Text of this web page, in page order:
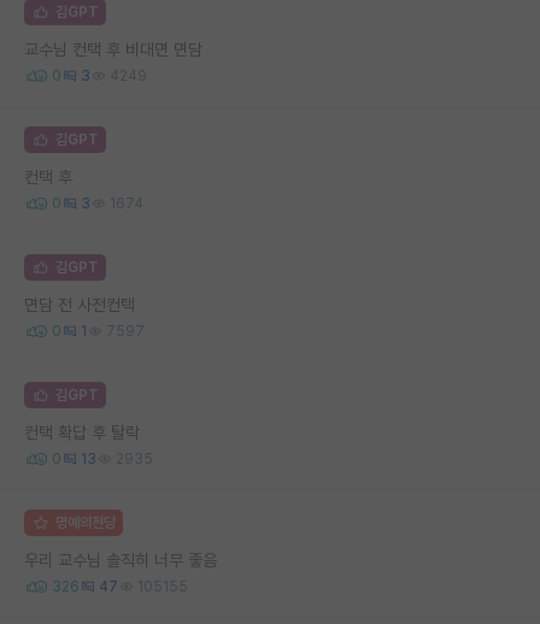
김GPT
교수님 컨택 후 비대면 면담
0 3 4249
김GPT
컨택 후
0 3 1674
김GPT
면담 전 사전컨택
0 1 7597
김GPT
컨택 확답 후 탈락
0 13 2935
명예의전당
우리 교수님 솔직히 너무 좋음
326 47 105155